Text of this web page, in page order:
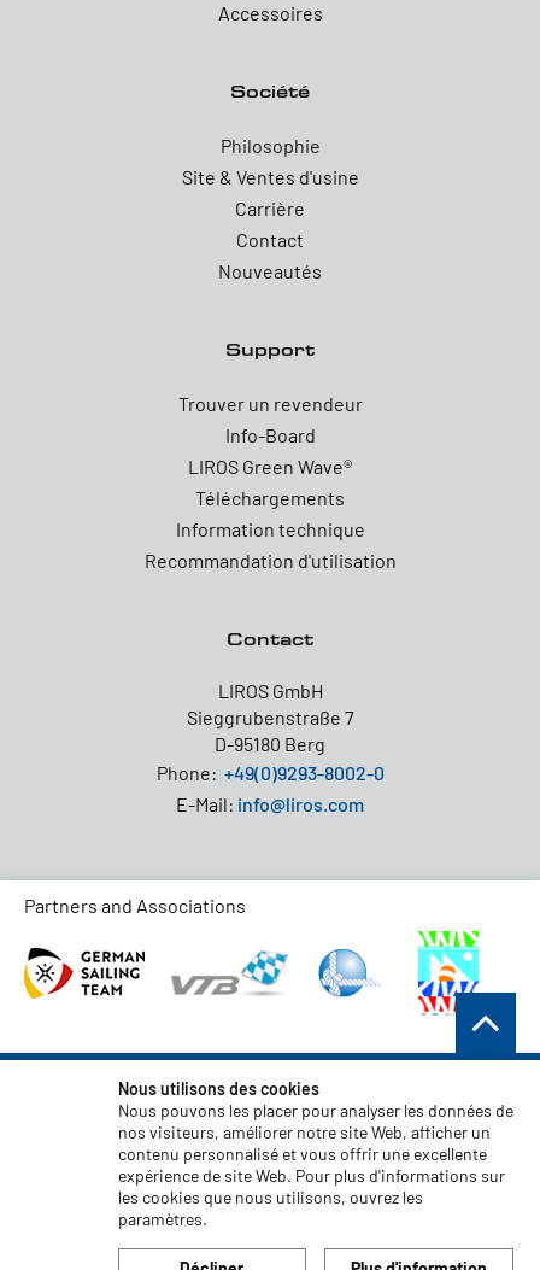
Accessoires
Société
Philosophie
Site & Ventes d'usine
Carrière
Contact
Nouveautés
Support
Trouver un revendeur
Info-Board
LIROS Green Wave®
Téléchargements
Information technique
Recommandation d'utilisation
Contact
LIROS GmbH
Sieggrubenstraße 7
D-95180 Berg
Phone: +49(0)9293-8002-0
E-Mail: info@liros.com
Partners and Associations
Conditions générales de vente
Protection des données
Clause de non-responsabilité
Mentions légales
Code of Conduct
Nous utilisons des cookies
Nous pouvons les placer pour analyser les données de
nos visiteurs, améliorer notre site Web, afficher un
contenu personnalisé et vous offrir une excellente
expérience de site Web. Pour plus d'informations sur
les cookies que nous utilisons, ouvrez les
paramètres.